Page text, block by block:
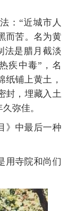
：“近城市人
而苦。名为黄
法是腊月截淡
疾中毒”，名
纸铺上黄土，
封，埋藏入土
弥佳。
》中最后一种
用寺院和尚们